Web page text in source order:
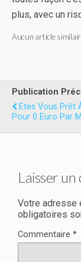
plus, avec un
Aucun article
Publication
Etes Vous Prêt
Pour 0 Euro Par
Laisser
Votre adresse
obligatoires
Commentaire *